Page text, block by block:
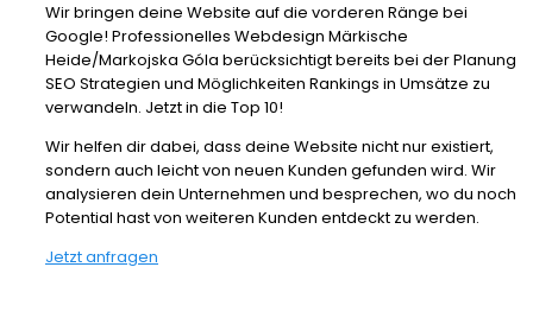
Wir bringen deine Website auf die vorderen Ränge bei
Google! Professionelles Webdesign Märkische
Heide/Markojska Góla berücksichtigt bereits bei der Planung
SEO Strategien und Möglichkeiten Rankings in Umsätze zu
verwandeln. Jetzt in die Top 10!
Wir helfen dir dabei, dass deine Website nicht nur existiert,
sondern auch leicht von neuen Kunden gefunden wird. Wir
analysieren dein Unternehmen und besprechen, wo du noch
Potential hast von weiteren Kunden entdeckt zu werden.
Jetzt anfragen